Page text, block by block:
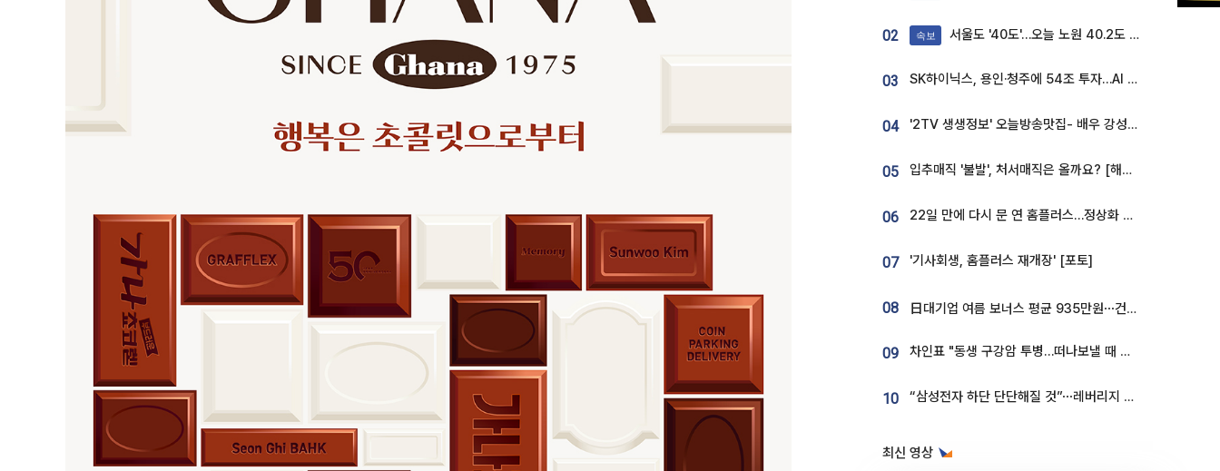
02 속보 서울도 '40도'…오늘 노원 40.2도 기록
03 SK하이닉스, 용인·청주에 54조 투자…AI 메모리 생산기지 키운다
04 '2TV 생생정보' 오늘방송맛집- 배우 강성진 단골! 쌀국수ㆍ푸팟퐁 커리 맛집 '블○○○'
05 입추매직 '불발', 처서매직은 올까요? [해시태그]
06 22일 만에 다시 문 연 홈플러스…정상화 바쁜데 재고 없어 ‘발동동’[가보니]
07 '기사회생, 홈플러스 재개장' [포토]
08 日대기업 여름 보너스 평균 935만원⋯건설회사 1800만 넘어
09 차인표 "동생 구강암 투병…떠나보낼 때 가장 힘들었다”
10 “삼성전자 하단 단단해질 것”⋯레버리지 규제에 쏠림 완화 [찐코노미]
최신 영상